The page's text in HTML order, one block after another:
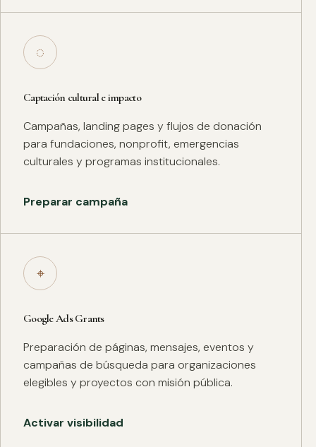
◌
Captación cultural e impacto
Campañas, landing pages y flujos de donación
para fundaciones, nonprofit, emergencias
culturales y programas institucionales.
Preparar campaña
⌖
Google Ads Grants
Preparación de páginas, mensajes, eventos y
campañas de búsqueda para organizaciones
elegibles y proyectos con misión pública.
Activar visibilidad